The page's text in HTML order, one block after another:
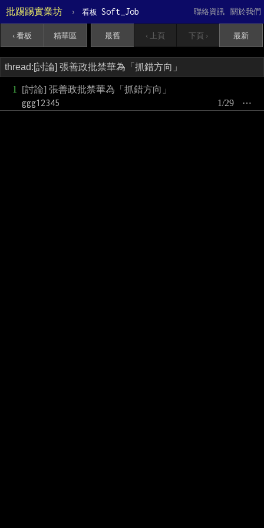
批踢踢實業坊 › 看板 Soft_Job 關於我們
聯絡資訊
‹ 看板 精華區 最舊 ‹ 上頁 下頁 › 最新
1
[討論] 張善政批禁華為「抓錯方向」
ggg12345
⋯
1/29